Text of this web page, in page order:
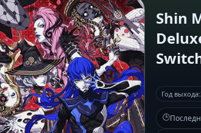
Shin
Год выхода:
🕒